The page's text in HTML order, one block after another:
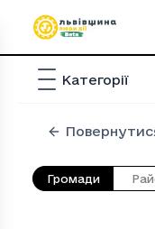
Категорії
Громади